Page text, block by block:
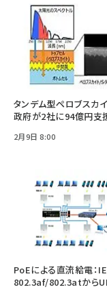
タンデム型ペロブスカイ
政府が2社に94億円支
2月9日 8:00
PoEによる直流給電：
802.3af/802.3atから